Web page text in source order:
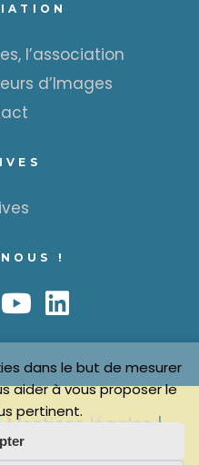
l’association
d’Images
!
Mentions légales|
site est une
dans le but de mesurer
aider à vous proposer le
pertinent.